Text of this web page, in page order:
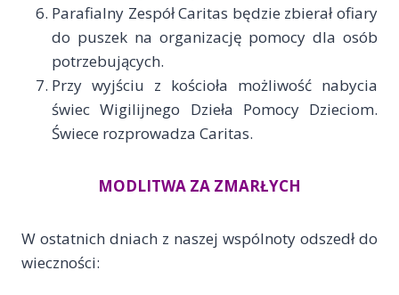
Parafialny Zespół Caritas będzie zbierał ofiary
do puszek na organizację pomocy dla osób
potrzebujących.
Przy wyjściu z kościoła możliwość nabycia
świec Wigilijnego Dzieła Pomocy Dzieciom.
Świece rozprowadza Caritas.
MODLITWA ZA ZMARŁYCH
W ostatnich dniach z naszej wspólnoty odszedł do
wieczności: